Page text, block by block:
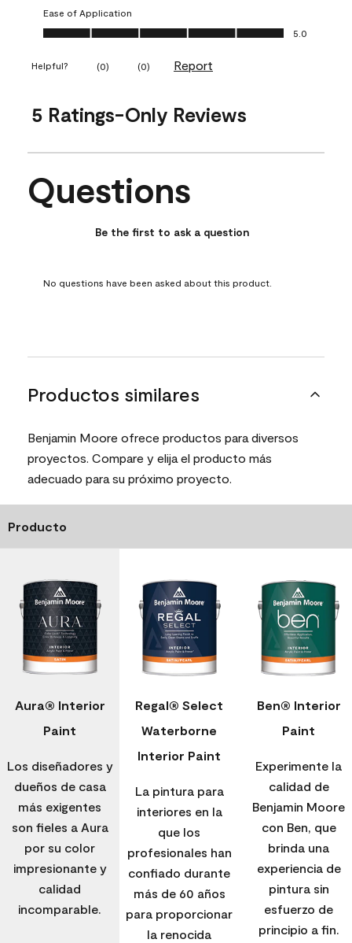
Ease of Application
Ease of Application, 5.0 out of 5
5.0
Helpful? (0) (0) Report
5 Ratings-Only Reviews
No questions have been asked about this product.
Questions
Be the first to ask a question
No questions have been asked about this product.
Productos similares
Benjamin Moore ofrece productos para diversos
proyectos. Compare y elija el producto más
adecuado para su próximo proyecto.
Producto
Aura® Interior
Paint
Los diseñadores y
dueños de casa
más exigentes
son fieles a Aura
por su color
impresionante y
calidad
incomparable.
Regal® Select
Waterborne
Interior Paint
La pintura para
interiores en la
que los
profesionales han
confiado durante
más de 60 años
para proporcionar
la renocida
Ben® Interior
Paint
Experimente la
calidad de
Benjamin Moore
con Ben, que
brinda una
experiencia de
pintura sin
esfuerzo de
principio a fin.